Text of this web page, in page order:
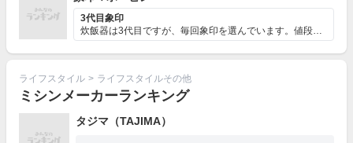
3代目象印
炊飯器は3代目ですが、毎回象印を選んでいます。値段も高...
ライフスタイル > ライフスタイルその他
ミシンメーカーランキング
タジマ（TAJIMA）